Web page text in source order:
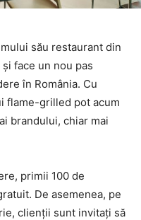
său restaurant din
face un nou pas
în România. Cu
flame-grilled pot acum
brandului, chiar mai
primii 100 de
De asemenea, pe
clienții sunt invitați să